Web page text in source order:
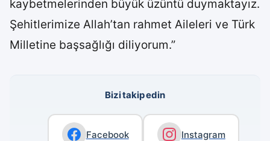
kaybetmelerinden büyük üzüntü duymaktayız.
Şehitlerimize Allah’tan rahmet Aileleri ve Türk
Milletine başsağlığı diliyorum.”
Bizi takip edin
Facebook Instagram